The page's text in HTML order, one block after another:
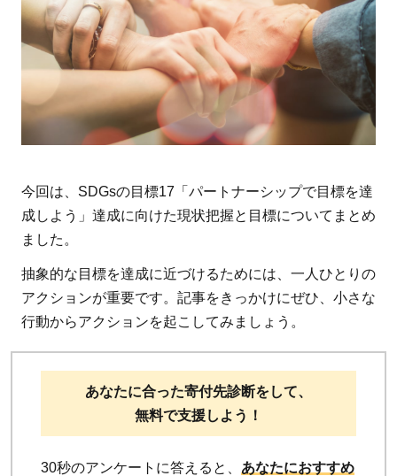
今回は、SDGsの目標17「パートナーシップで目標を達
成しよう」達成に向けた現状把握と目標についてまとめ
ました。
抽象的な目標を達成に近づけるためには、一人ひとりの
アクションが重要です。記事をきっかけにぜひ、小さな
行動からアクションを起こしてみましょう。
あなたに合った寄付先診断をして、
無料で支援しよう！
30秒のアンケートに答えると、 あなたにおすすめ